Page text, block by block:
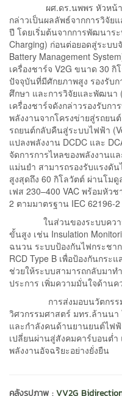
ผศ.ดร.นพพร หัวหน้าโคร
กล่าวเป็นผลลัพธ์จากการวิจัย
ปี โดยเริ่มต้นจากการพัฒนาร
Charging) ก่อนต่อยอดสู่ระบบ
Battery Management
เครื่องชาร์จ V2G ขนาด 30
ปัจจุบันที่มีศักยภาพสูง รองรับ
ศึกษา และการวิจัยและพัฒนา
เครื่องชาร์จดังกล่าวรองรับก
พลังงานจากโครงข่ายสู่รถยน
รถยนต์กลับคืนสู่ระบบไฟฟ้า
แปลงพลังงาน DCDC และ
จัดการการไหลของพลังงานแ
แม่นยำ สามารถรองรับแรงดั
สูงสุดถึง 60 กิโลวัตต์ ผ่านโม
เฟส 230–400 VAC พร้อมหัว
2 ตามมาตรฐาน IEC 62196-2
ในส่วนของระบบความป
ขั้นสูง เช่น Insulation
ฉนวน ระบบป้องกันไฟกระชา
RCD Type B เพื่อป้องกันกระ
ช่วยให้ระบบสามารถกลับมาท
ประการ เพิ่มความมั่นใจด้าน
การส่งมอบนวัตกรรมค
วิศวกรรมศาสตร์ มทร.ล้านน
และกำลังคนด้านยานยนต์ไฟฟ้
เปลี่ยนผ่านสู่สังคมคาร์บอนต่
พลังงานอัจฉริยะอย่างยั่งยืน
คลังรูปภาพ :VV2G